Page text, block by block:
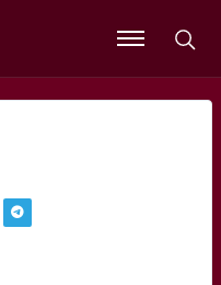
Ouvrir
le